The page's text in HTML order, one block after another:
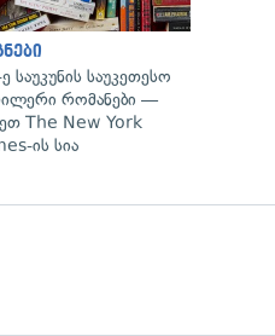
საუკუნის საუკეთესო
რომანები —
The New York
ის სია